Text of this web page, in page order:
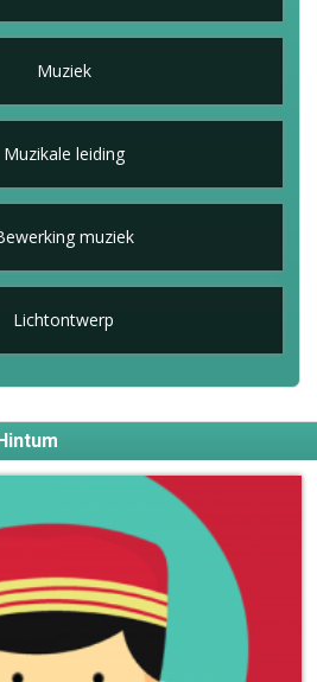
Muziek
Muzikale leiding
muziek
Lichtontwerp